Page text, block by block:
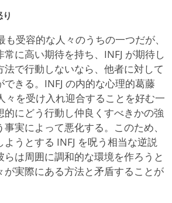
も受容的な人々のうちの一つだが、
に高い期待を持ち、INFJ が期待し
法で行動しないなら、他者に対して
きる。INFJ の内的な心理的葛藤
々を受け入れ迎合することを好む一
的にどう行動し仲良くすべきかの強
実によって悪化する。このため、
ようとする INFJ を呪う相当な逆説
らは周囲に調和的な環境を作ろうと
が実際にある方法と矛盾することが